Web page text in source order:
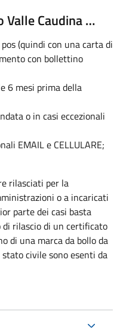
Valle Caudina …
(quindi con una carta di
con bollettino
6 mesi prima della
o in casi eccezionali
EMAIL e CELLULARE;
rilasciati per la
o a incaricati
parte dei casi basta
rilascio di un certificato
di una marca da bollo da
civile sono esenti da